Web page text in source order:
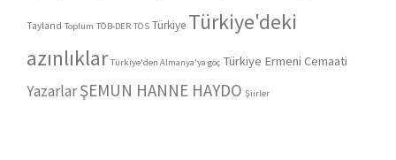
Tayland Toplum TÖB-DER TÖS Türkiye Türkiye'deki
azınlıklar Türkiye'den Almanya'ya göç Türkiye Ermeni Cemaati
YazarlarŞEMUN HANNE HAYDO Şiirler